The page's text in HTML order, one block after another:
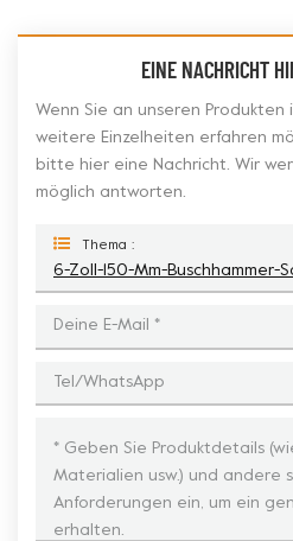
EINE NACHRICHT
Wenn Sie an unseren Produkten
weitere Einzelheiten erfahren
bitte hier eine Nachricht. Wir
möglich antworten.
Thema :